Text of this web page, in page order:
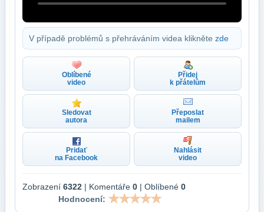
V případě problémů s přehráváním videa klikněte zde
Oblíbené
video
Přidej
k přátelům
Sledovat
autora
Přeposlat
mailem
Pridať
na Facebook
Nahlásit
video
Zobrazení 6322 | Komentáře 0 | Oblíbené 0
Hodnocení: